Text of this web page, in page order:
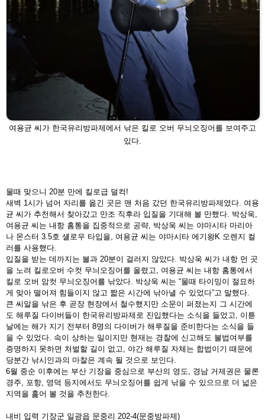
여용균 씨가 한국유리방파제에서 낚은 킬로 오버 무늬오징어를 보여주고
있다.
물때 맞으니 20분 만에 킬로급 덜컥!
새벽 1시가 넘어 자리를 옮긴 곳은 맨 처음 갔던 한국유리 방파제였다. 여용
균 씨가 추천해서 찾아갔고 만조 직후라 입질을 기대해 볼 만했다. 박상욱,
여용균 씨는 내항 홈통을 집중적으로 공략, 박상욱 씨는 야마시타 마리아
나 몬스터 3.5호 섈로우 타입을, 여용균 씨는 야마시타 에기왕K 오렌 지 컬
러를 사용했다.
입질을 받는 데까지는 불과 20분이 걸러지 않았다. 박상욱 씨가 내항 먼 곳
을 노려 킬로오버 수컷 무늬오징어를 올렸 고, 여용균 씨는 내항 홈통에서
킬로 오버 암컷 무늬오징어 를 낚았다. 박상욱 씨는 “물때 타이밍이 절묘하
게 맞아 떨어 져 힘들이지 않고 짧은 시간에 낚아낼 수 있었다”고 말했다.
큰 씨알을 낚은 후 곧장 현장에서 철수했지만 소문이 퍼졌 는지 그 시간에
도 해루질 다이버들이 한국유리방파제로 진입했다는 소식을 들었고, 이튿
날에는 해가 지기 전부터 8명의 다이버가 해루질을 준비한다는 소식을 들
을 수 있었다. 속이 상하는 일이지만 현재 는 경찰에 신고해도 불법여부를
증명하지 못하면 처벌할 길이 없고, 야간 해루질 자체는 합법이기 때문에
당분간 낚시인과의 마찰은 계속 될 것으로 보인다.
6월 중순 이후에는 부산 기장을 중심으로 부산의 영도, 경남 거제권은 물론
경주, 포항, 영덕 등지에서도 무늬오징어를 쉽게 낚을 수 있으므로 더 넓은
지역을 훑어 볼 것을 추천한다.
내비 입력 기장군 일광읍 문중리 202-4(문중방파제)